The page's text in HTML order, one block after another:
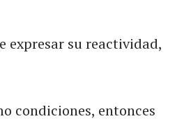
expresar su reactividad,
condiciones, entonces